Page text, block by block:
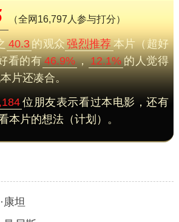
（全网16,797人参与打分）
40.3的观众强烈推荐本片（超好
看的有46.9%，12.1%的人觉得
片还凑合。
位朋友表示看过本电影，还有
本片的想法（计划）。
康坦